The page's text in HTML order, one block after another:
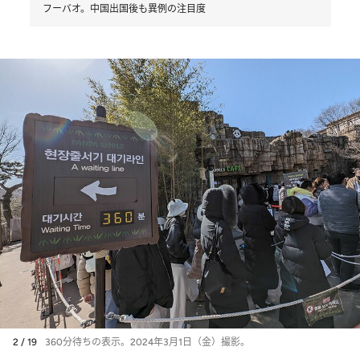
フーバオ。中国出国後も異例の注目度
2 / 19 360分待ちの表示。2024年3月1日（金）撮影。